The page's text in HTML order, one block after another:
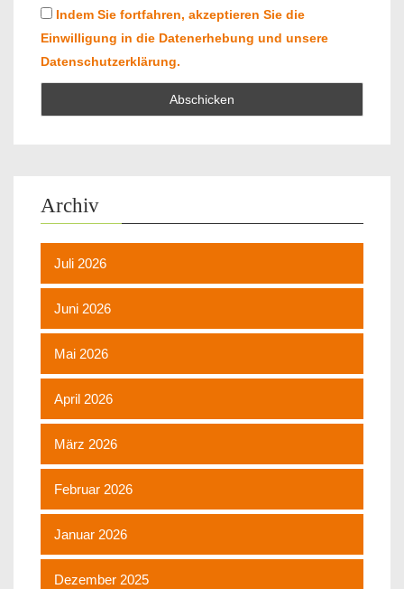
Indem Sie fortfahren, akzeptieren Sie die
Einwilligung in die Datenerhebung und unsere
Datenschutzerklärung.
Archiv
Juli 2026
Juni 2026
Mai 2026
April 2026
März 2026
Februar 2026
Januar 2026
Dezember 2025